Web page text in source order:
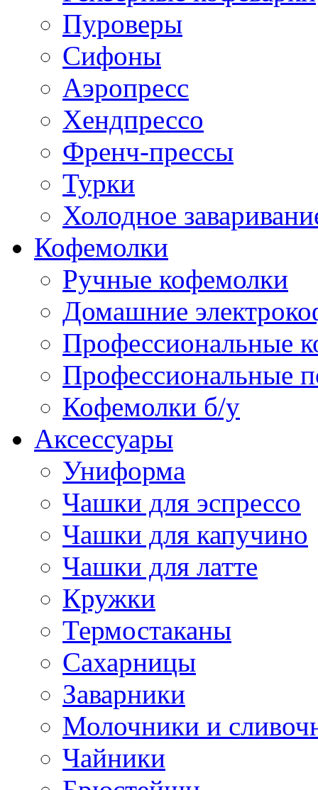
Пуроверы
Сифоны
Аэропресс
Хендпрессо
Френч-прессы
Турки
Холодное
Кофемолки
Ручные кофемолки
Домашние
Профессиональные
Профессиональные
Кофемолки б/у
Аксессуары
Униформа
Чашки для эспрессо
Чашки для капучино
Чашки для латте
Кружки
Термостаканы
Сахарницы
Заварники
Молочники и
Чайники